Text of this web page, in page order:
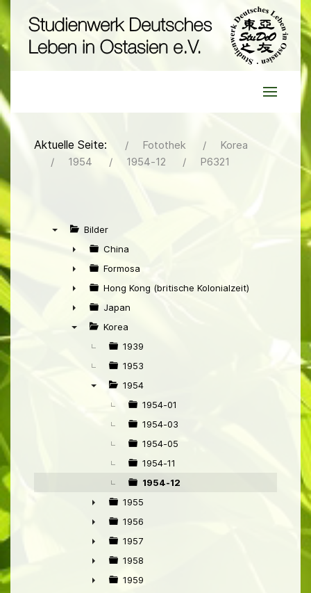
Aktuelle Seite: Fotothek
Korea
1954
1954-12 P6321
Bilder
►
China
►
Formosa
►
Hong Kong (britische Kolonialzeit)
►
Japan
Korea
1939
1953
1954
1954-01
1954-03
1954-05
1954-11
1954-12
►
1955
►
1956
►
1957
►
1958
1959